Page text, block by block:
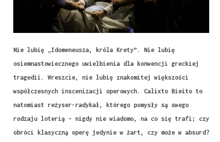
Nie lubię „Idomeneusza, króla Krety”. Nie lubię
osiemnastowiecznego uwielbienia dla konwencji greckiej
tragedii. Wreszcie, nie lubię znakomitej większości
współczesnych inscenizacji operowych. Calixto Bieito to
natomiast reżyser-radykał, którego pomysły są swego
rodzaju loterią – nigdy nie wiadomo, na co się trafi; czy
obróci klasyczną operę jedynie w żart, czy może w absurd?